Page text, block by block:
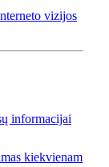
vizijos